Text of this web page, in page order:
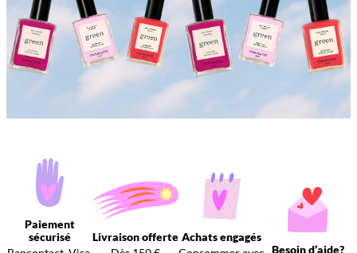
Paiement
sécurisé
Livraison offerte Achats engagés
Besoin d’aide?